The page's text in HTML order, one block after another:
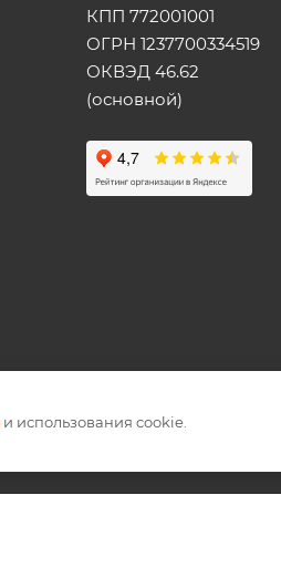
КПП 772001001
ОГРН 1237700334519
ОКВЭД 46.62
(основной)
и использования cookie.